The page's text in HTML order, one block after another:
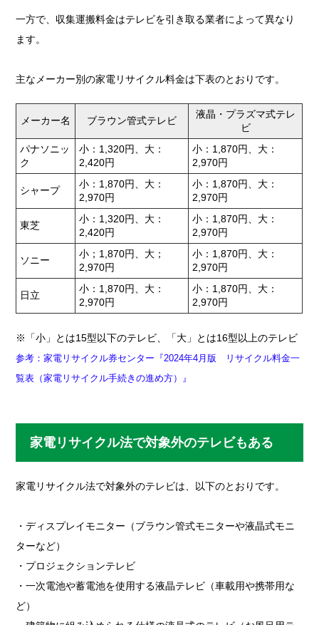
一方で、収集運搬料金はテレビを引き取る業者によって異なり
ます。
主なメーカー別の家電リサイクル料金は下表のとおりです。
メーカー名 ブラウン管式テレビ
液晶・プラズマ式テレ
ビ
パナソニッ
ク
小：1,320円、大：
2,420円
小：1,870円、大：
2,970円
シャープ
小：1,870円、大：
2,970円
小：1,870円、大：
2,970円
東芝
小：1,320円、大：
2,420円
小：1,870円、大：
2,970円
ソニー
小；1,870円、大；
2,970円
小：1,870円、大：
2,970円
日立
小：1,870円、大：
2,970円
小：1,870円、大：
2,970円
※「小」とは15型以下のテレビ、「大」とは16型以上のテレビ
参考：家電リサイクル券センター『2024年4月版 リサイクル料金一
覧表（家電リサイクル手続きの進め方）』
家電リサイクル法で対象外のテレビもある
家電リサイクル法で対象外のテレビは、以下のとおりです。
・ディスプレイモニター（ブラウン管式モニターや液晶式モニ
ターなど）
・プロジェクションテレビ
・一次電池や蓄電池を使用する液晶テレビ（車載用や携帯用な
ど）